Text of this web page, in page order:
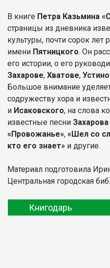
В книге Петра Казьмина
страницы из дневника
культуры, почти сорок
имени Пятницкого. Он
его истории, о его
Захарове, Хватове,
Большое внимание
содружеству хора и
и Исаковского, на слова
известные песни Захарова
«Провожанье», «Шел со
кто его знает» и другие.
Материал подготовила
Центральная городская
Книгодарь